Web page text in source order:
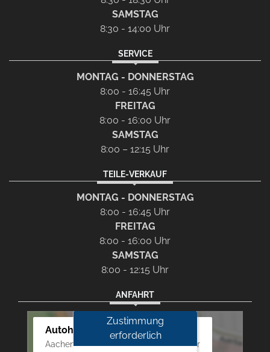
SAMSTAG
8:30 - 14:00 Uhr
SERVICE
MONTAG - DONNERSTAG
8:00 - 16:45 Uhr
FREITAG
8:00 - 16:00 Uhr
SAMSTAG
8:00 – 12:15 Uhr
TEILE-VERKAUF
MONTAG - DONNERSTAG
8:00 - 16:45 Uhr
FREITAG
8:00 - 16:00 Uhr
SAMSTAG
8:00 - 12:15 Uhr
ANFAHRT
Autohaus Westphal
Aachener Str. 84 - 88, 52249 Eschweiler
Zustimmung
erforderlich